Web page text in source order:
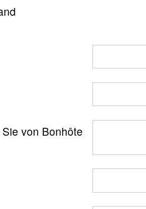
von Bonhôte